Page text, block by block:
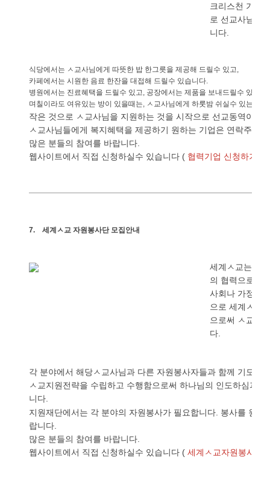
크리스천 기업
로 선교사님들
니다
식당에서는 ㅅ교사님에게 따뜻한 밥 한그릇을 제공해 드릴수 있고
카페에서는 시원한 음료 한잔을 대접해 드릴수 있습니다
병원에서는 진료혜택을 드릴수 있고 공장에서는 제품을 보내드릴수 있습니
며칠이라도 여유있는 방이 있을때는 ㅅ교사님에게 하룻밤쉬실수 있는
작은 것으로 ㅅ교사님을 지원하는 것을 시작으로 선교동역이
ㅅ교사님들에게 복지혜택을 제공하기 원하는 기업은 연락주시기
많은 분들의 참여를 바랍니다
웹사이트에서 직접 신청하실수 있습니다 ( 협력기업 신청하기
7. 세계ㅅ교 자원봉사단 모집안내
세계ㅅ교는
의 협력으로
사회나 가정
으로 세계ㅅ교
으로써 ㅅ교동
다
각 분야에서 해당ㅅ교사님과 다른 자원봉사자들과 함께 기도하
ㅅ교지원전략을 수립하고 수행함으로써 하나님의 인도하심과
니다
지원재단에서는 각 분야의 자원봉사가 필요합니다 봉사를 원하
랍니다
많은 분들의 참여를 바랍니다
웹사이트에서 직접 신청하실수 있습니다 ( 세계ㅅ교자원봉사단